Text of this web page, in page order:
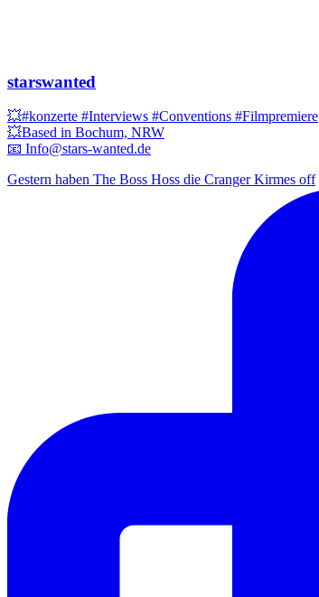
starswanted
💥#konzerte #Interviews #Conventions #Filmpremiere
💥Based in Bochum, NRW
📧 Info@stars-wanted.de
Gestern haben The Boss Hoss die Cranger Kirmes off